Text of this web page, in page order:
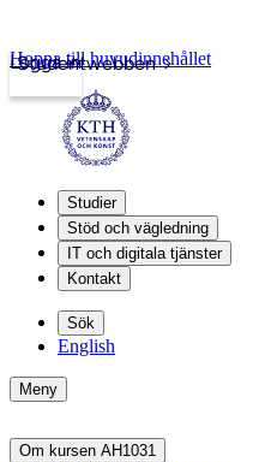
Studentwebben
Logga in
Hoppa till huvudinnehållet
Studier
Stöd och vägledning
IT och digitala tjänster
Kontakt
Sök
English
Meny
Om kursen AH1031